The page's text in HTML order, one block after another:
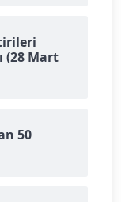
(28 Mart
50